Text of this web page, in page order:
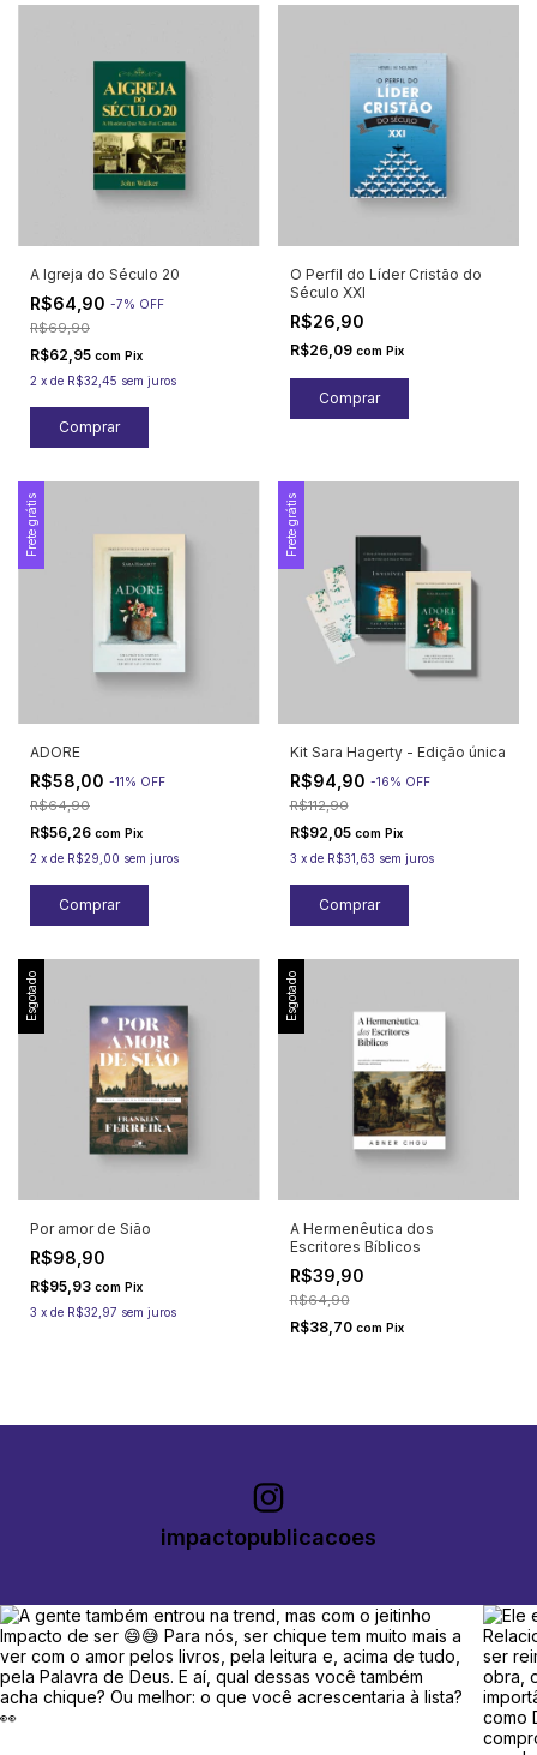
A Igreja do Século 20
R$64,90 -7% OFF
R$69,90
R$62,95 com Pix
2 x de R$32,45 sem juros
O Perfil do Líder Cristão do
Século XXI
R$26,90
R$26,09 com Pix
Frete grátis
ADORE
R$58,00 -11% OFF
R$64,90
R$56,26 com Pix
2 x de R$29,00 sem juros
Frete grátis
Kit Sara Hagerty - Edição única
R$94,90 -16% OFF
R$112,90
R$92,05 com Pix
3 x de R$31,63 sem juros
Esgotado
Por amor de Sião
R$98,90
R$95,93 com Pix
3 x de R$32,97 sem juros
Esgotado
A Hermenêutica dos
Escritores Bíblicos
R$39,90
R$64,90
R$38,70 com Pix
impactopublicacoes